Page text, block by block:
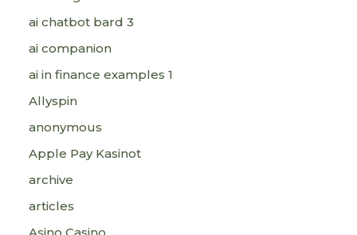
ai chatbot bard 3
ai companion
ai in finance examples 1
Allyspin
anonymous
Apple Pay Kasinot
archive
articles